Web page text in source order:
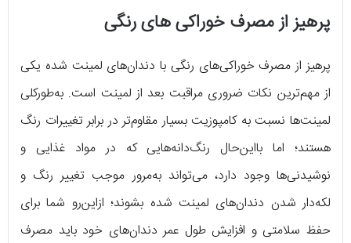
پرهیز از مصرف خوراکی های رنگی
پرهیز از مصرف خوراکی‌های رنگی با دندان‌های لمینت شده یکی
از مهم‌ترین نکات ضروری مراقبت بعد از لمینت است. به‌طورکلی
لمینت‌ها نسبت به کامپوزیت بسیار مقاوم‌تر در برابر تغییرات رنگ
هستند؛ اما بااین‌حال رنگ‌دانه‌هایی که در مواد غذایی و
نوشیدنی‌ها وجود دارد، می‌تواند به‌مرور موجب تغییر رنگ و
لکه‌دار شدن دندان‌های لمینت شده بشوند؛ ازاین‌رو شما برای
حفظ سلامتی و افزایش طول عمر دندان‌های خود باید مصرف